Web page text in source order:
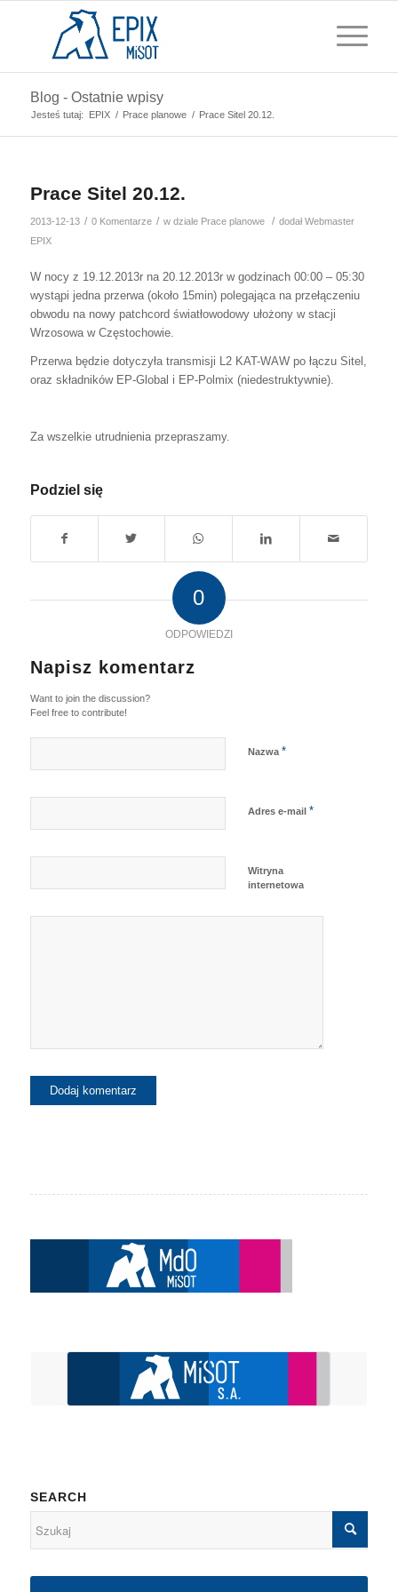
Blog - Ostatnie wpisy
Jesteś tutaj: EPIX / Prace planowe / Prace Sitel 20.12.
Prace Sitel 20.12.
2013-12-13 / 0 Komentarze / w dziale Prace planowe / dodałWebmaster
EPIX
W nocy z 19.12.2013r na 20.12.2013r w godzinach 00:00 – 05:30
wystąpi jedna przerwa (około 15min) polegająca na przełączeniu
obwodu na nowy patchcord światłowodowy ułożony w stacji
Wrzosowa w Częstochowie.
Przerwa będzie dotyczyła transmisji L2 KAT-WAW po łączu Sitel,
oraz składników EP-Global i EP-Polmix (niedestruktywnie).
Za wszelkie utrudnienia przepraszamy.
Podziel się
0
ODPOWIEDZI
Napisz komentarz
Want to join the discussion?
Feel free to contribute!
Nazwa *
Adres e-mail *
Witryna
internetowa
SEARCH